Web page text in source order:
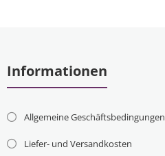
Informationen
Allgemeine Geschäftsbedingungen
Liefer- und Versandkosten